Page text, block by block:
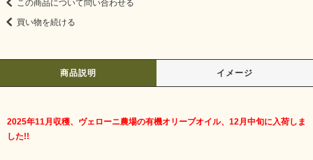
この商品について問い合わせる
買い物を続ける
商品説明 イメージ
2025年11月収穫、ヴェローニ農場の有機オリーブオイル、12月中旬に入荷しま
した!!